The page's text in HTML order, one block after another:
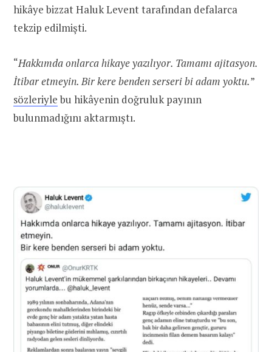
hikâye bizzat Haluk Levent tarafından defalarca
tekzip edilmişti.
“Hakkımda onlarca hikaye yazılıyor. Tamamı ajitasyon.
İtibar etmeyin. Bir kere benden serseri bi adam yoktu.”
sözleriylebu hikâyenin doğruluk payının
bulunmadığını aktarmıştı.